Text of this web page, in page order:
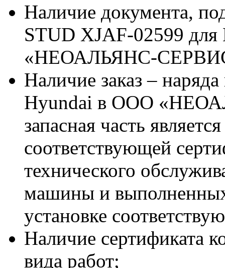
Наличие документа,
STUD XJAF-02599
«НЕОАЛЬЯНС-
Наличие заказ –
Hyundai в ООО
запасная часть
соответствующей
технического
машины и
установке
Наличие сертификата
вида работ;